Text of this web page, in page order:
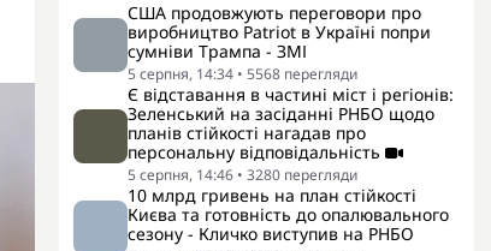
США продовжують переговори про
виробництво Patriot в Україні попри
сумніви Трампа - ЗМІ
5 серпня, 14:34 • 5568 перегляди
Є відставання в частині міст і регіонів:
Зеленський на засіданні РНБО щодо
планів стійкості нагадав про
персональну відповідальність
5 серпня, 14:46 • 3280 перегляди
10 млрд гривень на план стійкості
Києва та готовність до опалювального
сезону - Кличко виступив на РНБО